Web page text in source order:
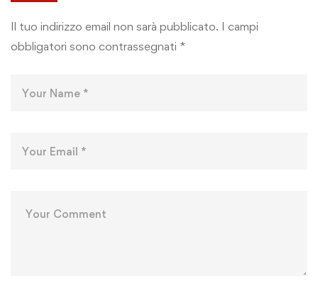
Il tuo indirizzo email non sarà pubblicato. I campi
obbligatori sono contrassegnati *